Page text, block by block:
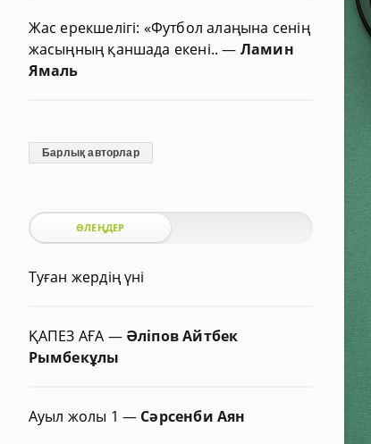
Жас ерекшелігі: «Футбол алаңына сенің
жасыңның қаншада екені..— Ламин
Ямаль
Барлық авторлар
ӨЛЕҢДЕР
Туған жердің үні
ҚАПЕЗ АҒА — Әліпов Айтбек
Рымбекұлы
Ауыл жолы 1 — Сәрсенби Аян